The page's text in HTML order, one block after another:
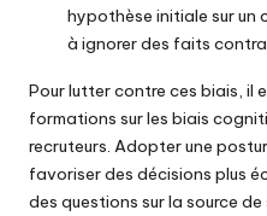
hypothèse initiale sur un
à ignorer des faits
Pour lutter contre ces biais, il
formations sur les biais
recruteurs. Adopter une
favoriser des décisions plus
des questions sur la source